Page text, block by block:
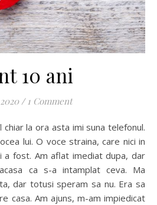
10 ani
/ 1 Comment
lui. O voce straina, care nici in
a fost. Am aflat imediat dupa, dar
ca s-a intamplat ceva. Ma
dar totusi speram sa nu. Era sa
casa. Am ajuns, m-am impiedicat